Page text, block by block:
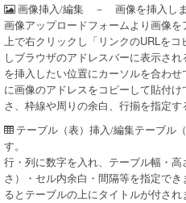
画像挿入/編集
－ 画像を挿入しま
画像アップロードフォームより画像
上で右クリックし「リンクのURLを
しブラウザのアドレスバーに表示さ
を挿入したい位置にカーソルを合わ
に画像のアドレスをコピーして貼付
さ、枠線や周りの余白、行揃を指定す
テーブル（表）挿入/編集テーブル
す。
行・列に数字を入れ、テーブル幅・
さ）・セル内余白・間隔等を指定で
るとテーブルの上にタイトルが付さ